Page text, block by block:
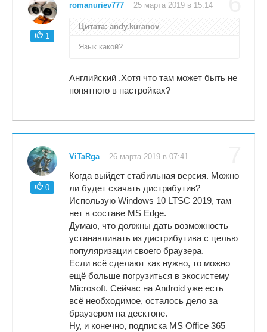
1
romanuriev777 25 марта 2019 в 15:14
Цитата: andy.kuranov
Язык какой?
Английский .Хотя что там может быть не
понятного в настройках?
0
ViTaRga 26 марта 2019 в 07:41
Когда выйдет стабильная версия. Можно
ли будет скачать дистрибутив?
Использую Windows 10 LTSC 2019, там
нет в составе MS Edge.
Думаю, что должны дать возможность
устанавливать из дистрибутива с целью
популяризации своего браузера.
Если всё сделают как нужно, то можно
ещё больше погрузиться в экосистему
Microsoft. Сейчас на Android уже есть
всё необходимое, осталось дело за
браузером на десктопе.
Ну, и конечно, подписка MS Office 365